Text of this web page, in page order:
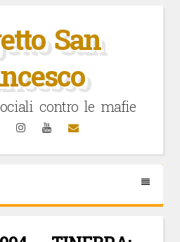
San
contro le mafie
TwitterInstagramYouTubeEmail